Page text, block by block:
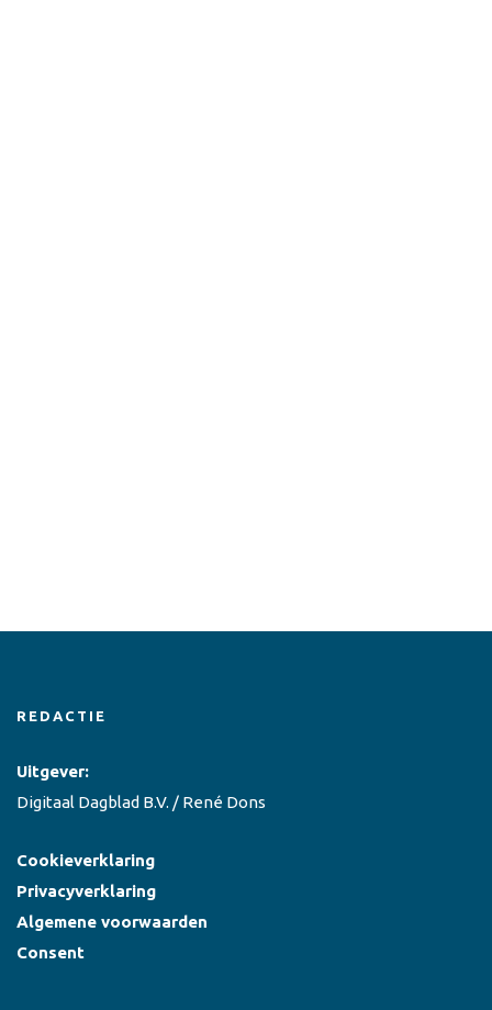
REDACTIE
Uitgever:
Digitaal Dagblad B.V. / René Dons
Cookieverklaring
Privacyverklaring
Algemene voorwaarden
Consent